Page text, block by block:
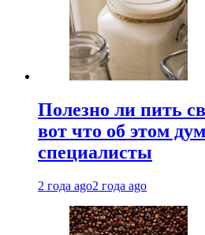
Полезно ли пить
вот что об этом
специалисты
2 года ago2 года ago